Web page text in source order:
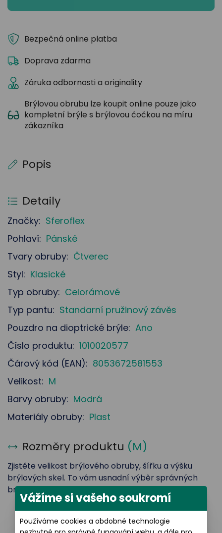
Popis
Detaily
Značky: Sferoflex
Pohlaví: Pánské
Tvary obruby: Čtverec
Styl: Klasické
Typ obruby: Celorámové
Typ pantu: Standarní pružinový závěs
Pouzdro na dioptrické brýle: Ano
Číslo produktu: 1010020577
Čárový kód (EAN): 8053672581553
Velikost: M
Barvy obruby: Modrá
Materiály obruby: Plast
Rozměry produktu (M)
Zjistěte velikost brýlového obruby, šířku a výšku
brýlových skel. To vám usnadní výběr správných
brýlí.
Šířka brýlového skla: 55 mm
Bezpečná online platba
Doprava zdarma
Záruka odbornosti a originality
Brýlovou obrubu lze koupit online pouze jako
kompletní brýle s brýlovou čočkou na míru
zákazníka
Vážíme si vašeho soukromí
Používáme cookies a obdobné technologie